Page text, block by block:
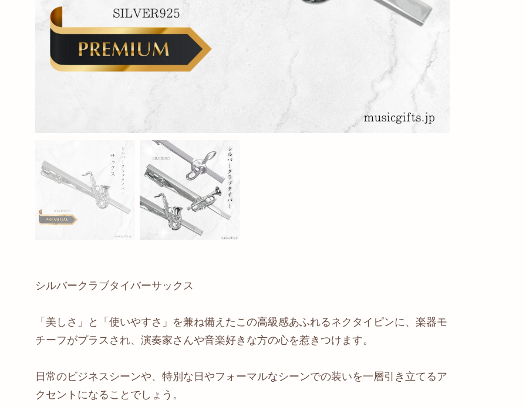
シルバークラブタイバーサックス
「美しさ」と「使いやすさ」を兼ね備えたこの高級感あふれるネクタイピンに、楽器モ
チーフがプラスされ、演奏家さんや音楽好きな方の心を惹きつけます。
日常のビジネスシーンや、特別な日やフォーマルなシーンでの装いを一層引き立てるア
クセントになることでしょう。